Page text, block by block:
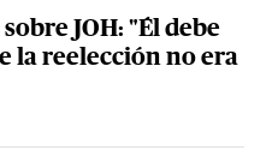
JOH: "Él debe
la reelección no era